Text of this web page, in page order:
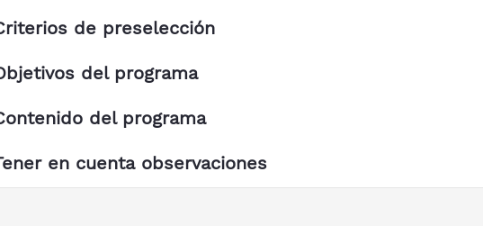
de preselección
del programa
del programa
en cuenta observaciones